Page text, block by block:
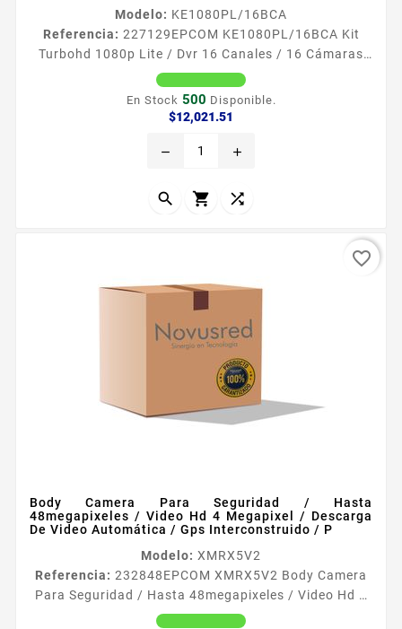
Modelo: KE1080PL/16BCA
Referencia: 227129EPCOM KE1080PL/16BCA Kit
Turbohd 1080p Lite / Dvr 16 Canales / 16 Cámaras
Bala Exterior ( 2.8mm) Con Colorvu Micrófono
Integado / Transceptores / Co KE1080PL16BCA El
KIT incluye 1 x S16TURBOG3 1 x XP16DC204KV 16 x
S16TURBOG3 Características DVR pentahibrido
todos sus canales por coaxitron utilizando...
En Stock 500 Disponible.
$12,021.51
remove add
  
Body Camera Para Seguridad / Hasta
48megapixeles / Video Hd 4 Megapixel / Descarga
De Video Automática / Gps Interconstruido / P
Modelo: XMRX5V2
Referencia: 232848EPCOM XMRX5V2 Body Camera
Para Seguridad / Hasta 48megapixeles / Video Hd 4
Megapixel / Descarga De Video Automática / Gps
favorite_border